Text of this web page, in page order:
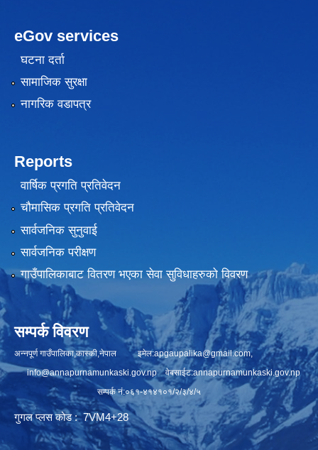
eGov services
घटना दर्ता
सामाजिक सुरक्षा
नागरिक वडापत्र
Reports
वार्षिक प्रगति प्रतिवेदन
चौमासिक प्रगति प्रतिवेदन
सार्वजनिक सुनुवाई
सार्वजनिक परीक्षण
गाउँपालिकाबाट वितरण भएका सेवा सुविधाहरुको विवरण
सम्पर्क विवरण
अन्नपूर्ण गाउँपालिका,कास्की,नेपाल इमेल:apgaupalika@gmail.com,
info@annapurnamunkaski.gov.npवेबसाईट:annapurnamunkaski.gov.np
सम्पर्क नं:०६१-४१४१०१/२/३/४/५
गुगल प्लस कोड : 7VM4+28